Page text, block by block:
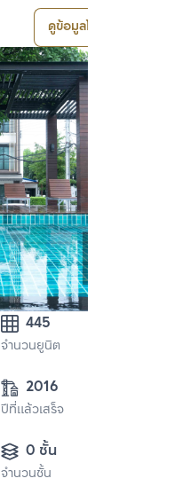
ดูข้อมูลโครงการ
445
จำนวนยูนิต
2016
ปีที่แล้วเสร็จ
0 ชั้น
จำนวนชั้น